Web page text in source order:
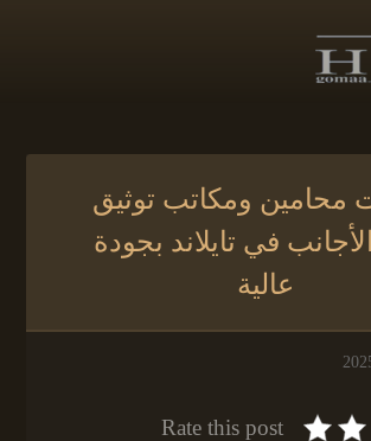
محامين ومكاتب توثيق
في تايلاند بجودة
عالية
Rate this post